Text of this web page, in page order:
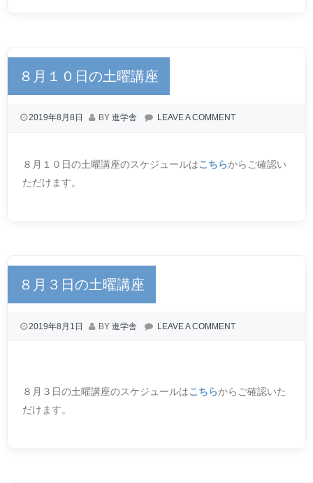
８月１０日の土曜講座
2019年8月8日 BY 進学舎 LEAVE A COMMENT
８月１０日の土曜講座のスケジュールはこちらからご確認い
ただけます。
８月３日の土曜講座
2019年8月1日 BY 進学舎 LEAVE A COMMENT
８月３日の土曜講座のスケジュールはこちらからご確認いた
だけます。